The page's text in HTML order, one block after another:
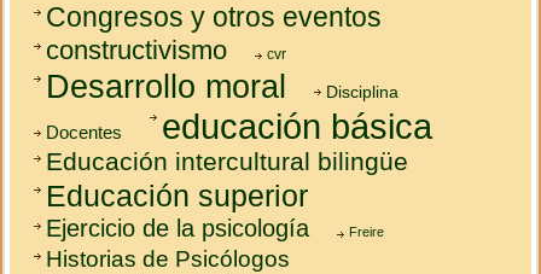
Congresos y otros eventos
constructivismo cvr
Desarrollo moral Disciplina
Docentes educación básica
Educación intercultural bilingüe
Educación superior
Ejercicio de la psicología Freire
Historias de Psicólogos